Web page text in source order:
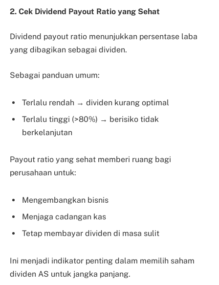
2. Cek Dividend Payout Ratio yang Sehat
Dividend payout ratio menunjukkan persentase laba
yang dibagikan sebagai dividen.
Sebagai panduan umum:
Terlalu rendah → dividen kurang optimal
Terlalu tinggi (>80%) → berisiko tidak
berkelanjutan
Payout ratio yang sehat memberi ruang bagi
perusahaan untuk:
Mengembangkan bisnis
Menjaga cadangan kas
Tetap membayar dividen di masa sulit
Ini menjadi indikator penting dalam memilih saham
dividen AS untuk jangka panjang.